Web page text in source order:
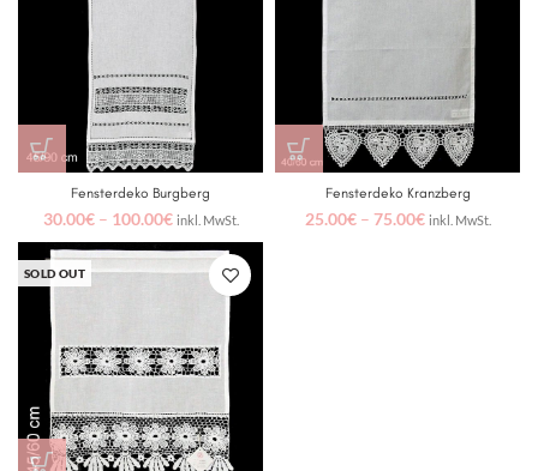
Fensterdeko Burgberg
30.00€– 100.00€ inkl. MwSt.
Fensterdeko Kranzberg
25.00€– 75.00€ inkl. MwSt.
SOLD OUT